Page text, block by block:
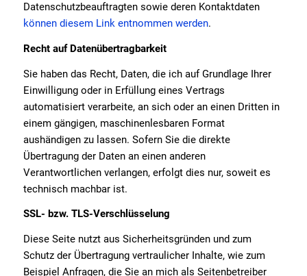
Datenschutzbeauftragten sowie deren Kontaktdaten
können diesem Link entnommen werden.
Recht auf Datenübertragbarkeit
Sie haben das Recht, Daten, die ich auf Grundlage Ihrer
Einwilligung oder in Erfüllung eines Vertrags
automatisiert verarbeite, an sich oder an einen Dritten in
einem gängigen, maschinenlesbaren Format
aushändigen zu lassen. Sofern Sie die direkte
Übertragung der Daten an einen anderen
Verantwortlichen verlangen, erfolgt dies nur, soweit es
technisch machbar ist.
SSL- bzw. TLS-Verschlüsselung
Diese Seite nutzt aus Sicherheitsgründen und zum
Schutz der Übertragung vertraulicher Inhalte, wie zum
Beispiel Anfragen, die Sie an mich als Seitenbetreiber